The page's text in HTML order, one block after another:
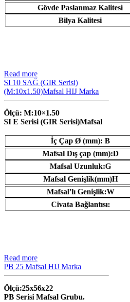
Gövde Paslanmaz Kalitesi
Bilya Kalitesi
Read more
SI 10 SAĞ (GIR Serisi)
(M:10x1.50)Mafsal HIJ Marka
Ölçü: M:10×1.50
SI E Serisi (GIR Serisi)Mafsal
İç Çap Ø (mm): B
Mafsal Dış çap (mm):D
Mafsal Uzunluk:G
Mafsal Genişlik(mm)H
Mafsal’lı Genişlik:W
Civata Bağlantısı:
Read more
PB 25 Mafsal HIJ Marka
Ölçü:25x56x22
PB Serisi Mafsal Grubu.